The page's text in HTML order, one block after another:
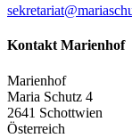
Kontakt Marienhof
Marienhof
Maria Schutz 4
2641 Schottwien
Österreich